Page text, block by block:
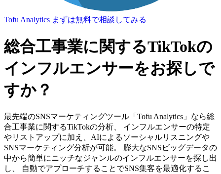
Tofu Analytics まずは無料で相談してみる
総合工事業に関するTikTokの
インフルエンサーをお探しで
すか？
最先端のSNSマーケティングツール「Tofu Analytics」なら総
合工事業に関するTikTokの分析、 インフルエンサーの特定
やリストアップに加え、AIによるソーシャルリスニングや
SNSマーケティング分析が可能。 膨大なSNSビッグデータの
中から簡単にニッチなジャンルのインフルエンサーを探し出
し、 自動でアプローチすることでSNS集客を最適化するこ